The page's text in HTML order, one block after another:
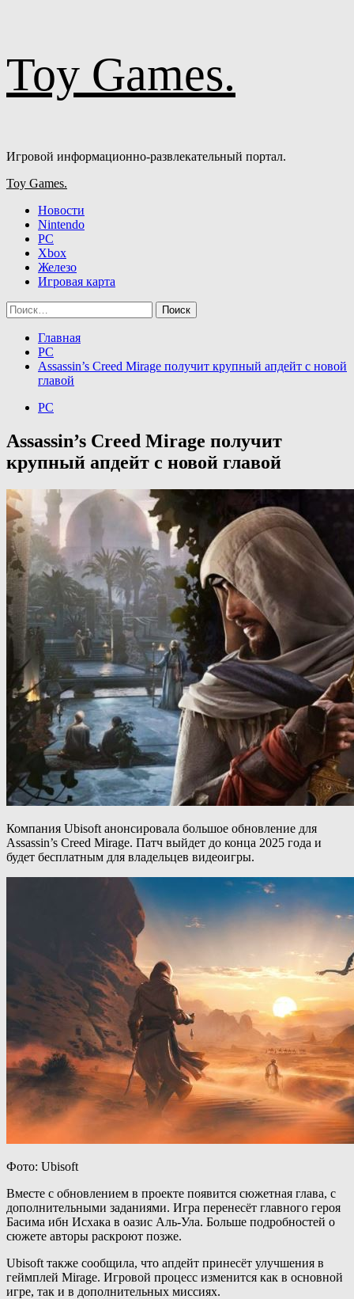
к
содержимому
Toy Games.
Игровой информационно-развлекательный портал.
Основное
Toy Games.
Новости
Nintendo
PC
Xbox
Железо
Игровая карта
Найти:
Главная
PC
Assassin’s Creed Mirage получит крупный апдейт с новой
главой
PC
Assassin’s Creed Mirage получит
крупный апдейт с новой главой
Компания Ubisoft анонсировала большое обновление для
Assassin’s Creed Mirage. Патч выйдет до конца 2025 года и
будет бесплатным для владельцев видеоигры.
Фото: Ubisoft
Вместе с обновлением в проекте появится сюжетная глава, с
дополнительными заданиями. Игра перенесёт главного героя
Басима ибн Исхака в оазис Аль-Ула. Больше подробностей о
сюжете авторы раскроют позже.
Ubisoft также сообщила, что апдейт принесёт улучшения в
геймплей Mirage. Игровой процесс изменится как в основной
игре, так и в дополнительных миссиях.